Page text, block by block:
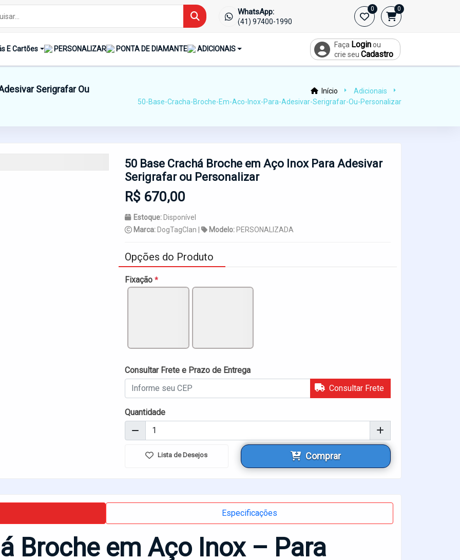
WhatsApp:
(41) 97400-1990
0 0
E Cartões PERSONALIZAR PONTA DE DIAMANTE ADICIONAIS Faça Loginou
crie seu Cadastro
Serigrafar Ou Início
Adicionais
50-Base-Cracha-Broche-Em-Aco-Inox-Para-Adesivar-Serigrafar-Ou-Personalizar
50 Base Crachá Broche em Aço Inox Para Adesivar
Serigrafar ou Personalizar
R$ 670,00
Estoque:Disponível
Marca:DogTagClan | Modelo:PERSONALIZADA
Opções do Produto
Fixação *
Consultar Frete e Prazo de Entrega
Consultar Frete
Quantidade
Lista de Desejos Comprar
Especificações
Broche em Aço Inox – Para